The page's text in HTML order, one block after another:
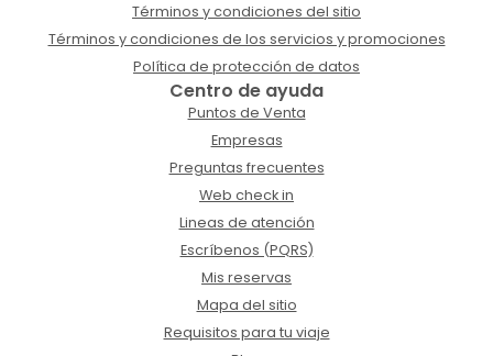
Términos y condiciones del sitio
Términos y condiciones de los servicios y promociones
Política de protección de datos
Centro de ayuda
Puntos de Venta
Empresas
Preguntas frecuentes
Web check in
Lineas de atención
Escríbenos (PQRS)
Mis reservas
Mapa del sitio
Requisitos para tu viaje